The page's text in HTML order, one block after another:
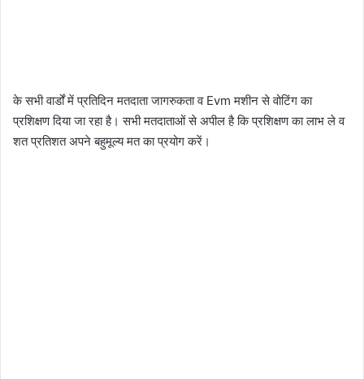
के सभी वार्डों में प्रतिदिन मतदाता जागरुकता व Evm मशीन से वोटिंग का
प्रशिक्षण दिया जा रहा है। सभी मतदाताओं से अपील है कि प्रशिक्षण का लाभ ले व
शत प्रतिशत अपने बहुमूल्य मत का प्रयोग करें।